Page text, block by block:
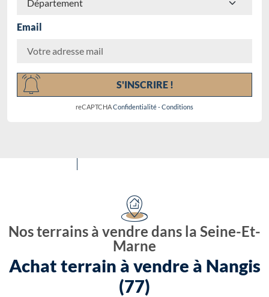
Email
S'INSCRIRE !
reCAPTCHAConfidentialité-Conditions
Nos terrains à vendre dans la Seine-Et-
Marne
Achat terrain à vendre à Nangis
(77)